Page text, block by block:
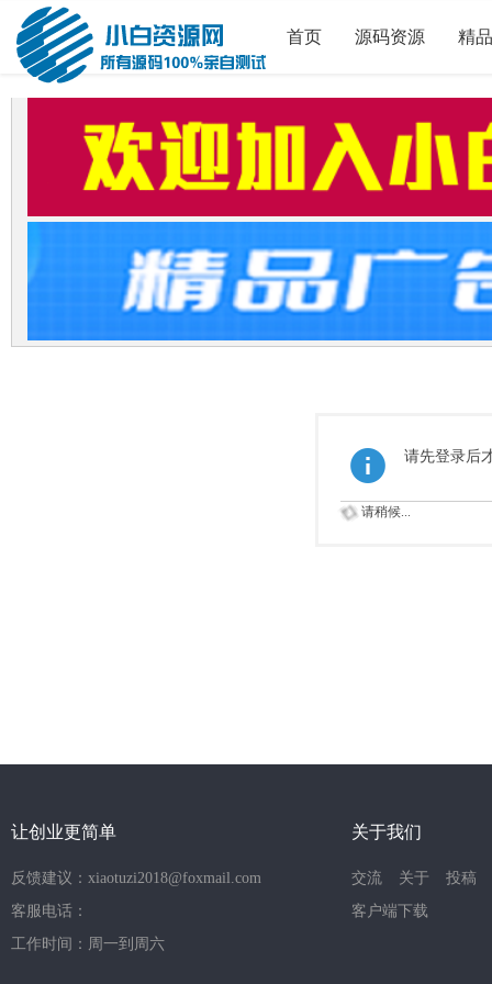
首页 源码资源 精
请先登录后
请稍候...
让创业更简单
反馈建议：xiaotuzi2018@foxmail.com
客服电话：
工作时间：周一到周六
关于我们
交流 关于
投稿
客户端下载